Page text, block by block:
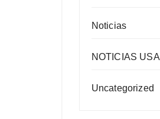
Noticias
NOTICIAS USA
Uncategorized